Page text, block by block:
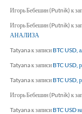
Игорь Бебешин (Putnik) к
Игорь Бебешин (Putnik) к
АНАЛИЗА
Tatyanaк записи BTC USD,
Tatyanaк записи BTC USD,
Tatyanaк записи BTC USD,
Игорь Бебешин (Putnik) к
Tatyanaк записи BTC USD